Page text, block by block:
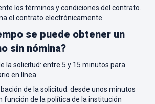
los términos y condiciones del contrato.
el contrato electrónicamente.
se puede obtener un
sin nómina?
la solicitud: entre 5 y 15 minutos para
en línea.
de la solicitud: desde unos minutos
función de la política de la institución